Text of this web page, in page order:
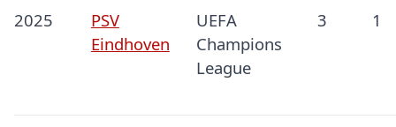
2025
PSV
Eindhoven
UEFA
Champions
League
3 1